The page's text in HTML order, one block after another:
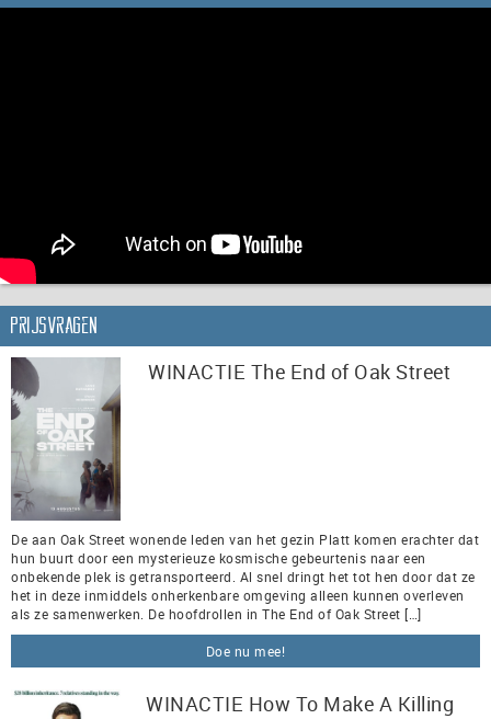
Prijsvragen
WINACTIE The End of Oak Street
De aan Oak Street wonende leden van het gezin Platt komen erachter dat
hun buurt door een mysterieuze kosmische gebeurtenis naar een
onbekende plek is getransporteerd. Al snel dringt het tot hen door dat ze
het in deze inmiddels onherkenbare omgeving alleen kunnen overleven
als ze samenwerken. De hoofdrollen in The End of Oak Street […]
Doe nu mee!
WINACTIE How To Make A Killing